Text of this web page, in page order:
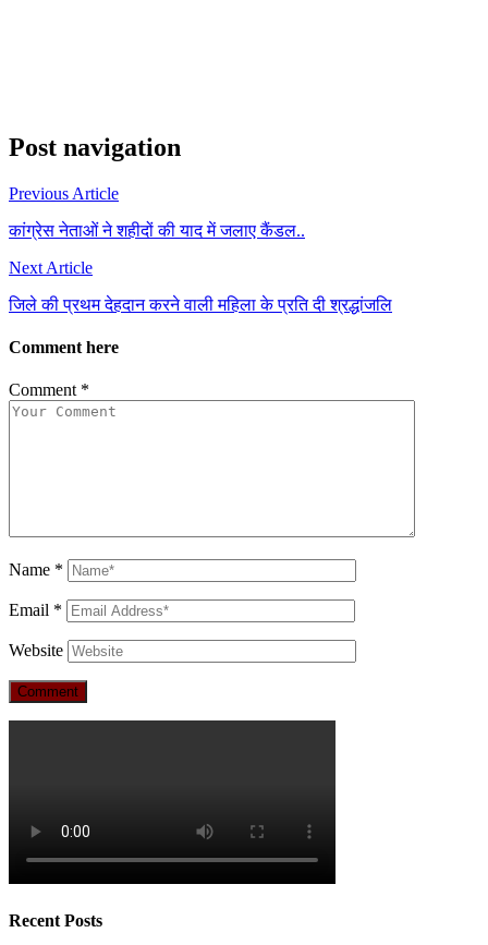
Post navigation
Previous Article
कांग्रेस नेताओं ने शहीदों की याद में जलाए कैंडल..
Next Article
जिले की प्रथम देहदान करने वाली महिला के प्रति दी श्रद्धांजलि
Comment here
Comment *
Name *
Email *
Website
Recent Posts